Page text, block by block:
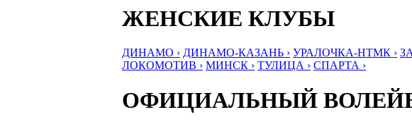
ЖЕНСКИЕ КЛУБЫ
ДИНАМО › ДИНАМО-КАЗАНЬ › УРАЛОЧКА-НТМК ›
ЛОКОМОТИВ › МИНСК › ТУЛИЦА › СПАРТА ›
ОФИЦИАЛЬНЫЙ